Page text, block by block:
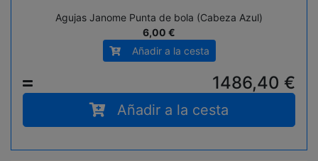
Agujas Janome Punta de bola (Cabeza Azul)
6,00 €
Añadir a la cesta
= 1486,40 €
Añadir a la cesta